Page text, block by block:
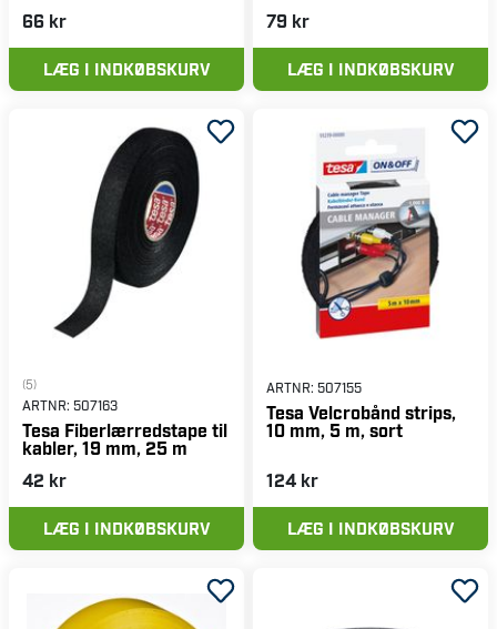
66 kr
LÆG I INDKØBSKURV
79 kr
LÆG I INDKØBSKURV
(5)
ARTNR: 507163
Tesa Fiberlærredstape til
kabler, 19 mm, 25 m
42 kr
LÆG I INDKØBSKURV
ARTNR: 507155
Tesa Velcrobånd strips,
10 mm, 5 m, sort
124 kr
LÆG I INDKØBSKURV